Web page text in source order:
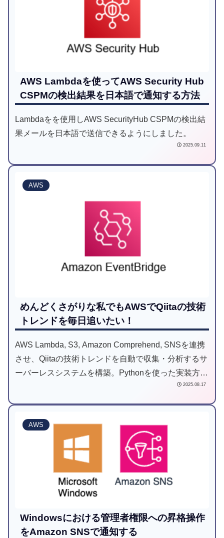
AWS Lambdaを使ってAWS Security Hub
CSPMの検出結果を日本語で通知する方法
Lambdaをを使用しAWS SecurityHub CSPMの検出結
果メールを日本語で送信できるようにしました。
2025.09.11
AWS
めんどくさがりな私でもAWSでQiitaの技術
トレンドを毎日追いたい！
AWS Lambda, S3, Amazon Comprehend, SNSを連携
させ、Qiitaの技術トレンドを自動で収集・分析するサ
ーバーレスシステムを構築。Pythonを使った実装方法
からIAMロールの設定まで、初心者にも分かりやすく
2025.08.17
AWS
Windowsにおける管理者権限への昇格操作
をAmazon SNSで通知する